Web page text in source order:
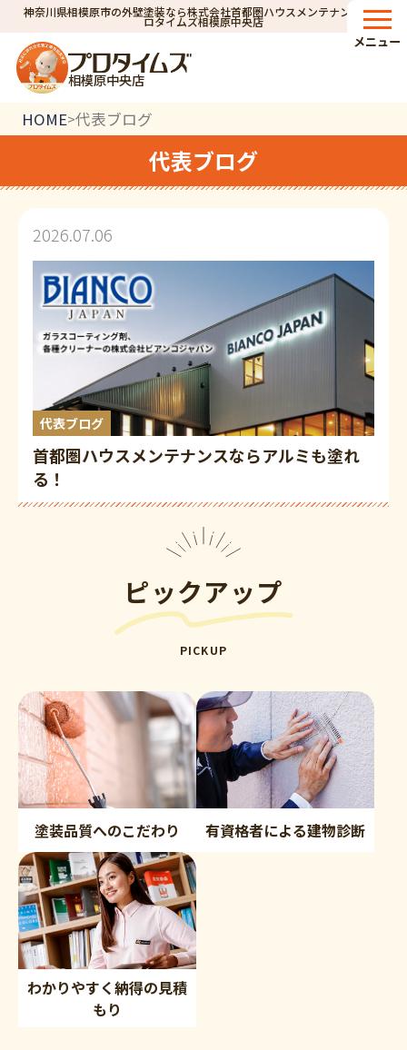
神奈川県相模原市の外壁塗装なら株式会社首都圏ハウスメンテナンス｜プ
ロタイムズ相模原中央店
相模原中央店
メニュー
HOME>代表ブログ
代表ブログ
2026.07.06
代表ブログ
首都圏ハウスメンテナンスならアルミも塗れ
る！
ピックアップ
PICKUP
塗装品質へのこだわり 有資格者による建物診断
わかりやすく納得の見積
もり